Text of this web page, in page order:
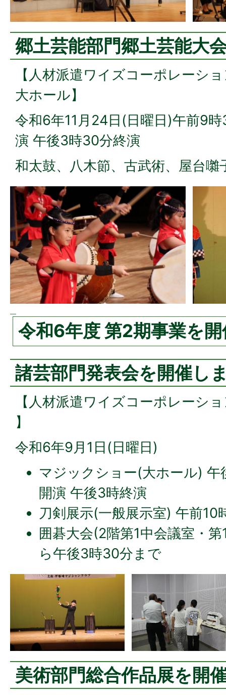
郷土芸能部門郷土芸能大
【人材派遣ワイズコーポレーシ
大ホール】
令和6年11月24日(日曜日)午前9
演 午後3時30分終演
和太鼓、八木節、古武術、屋台囃
令和6年度 第2期事業を
諸芸部門発表会を開催し
【人材派遣ワイズコーポレーシ
】
令和6年9月1日(日曜日)
マジックショー(大ホール)
開演 午後3時終演
刀剣展示(一般展示室) 午前10
囲碁大会(2階第1中会議室・
ら午後3時30分まで
美術部門総合作品展を開